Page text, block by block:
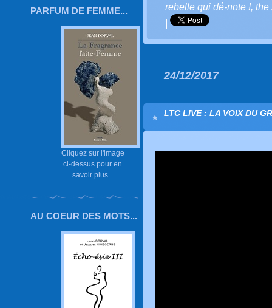
PARFUM DE FEMME...
Cliquez sur l'image
ci-dessus pour en
savoir plus...
AU COEUR DES MOTS...
rebelle qui dé-note !, the
24/12/2017
LTC LIVE : LA VOIX DU